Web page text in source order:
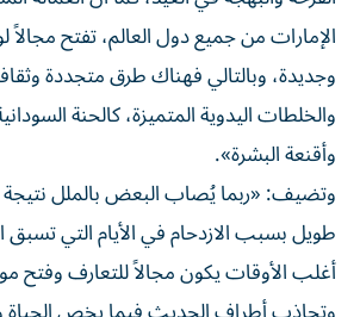
الإمارات من جميع دول العالم، تفتح
وجديدة، وبالتالي فهناك طرق متجددة
والخلطات اليدوية المتميزة، كالحنة
وأقنعة البشرة».
وتضيف: «ربما يُصاب البعض بالملل نتيجة
طويل بسبب الازدحام في الأيام التي تسبق
أغلب الأوقات يكون مجالاً للتعارف وفتح